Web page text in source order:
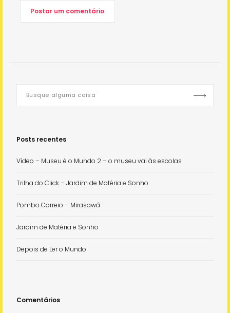
Posts recentes
Vídeo – Museu é o Mundo 2 – o museu vai às escolas
Trilha do Click – Jardim de Matéria e Sonho
Pombo Correio – Mirasawá
Jardim de Matéria e Sonho
Depois de Ler o Mundo
Comentários